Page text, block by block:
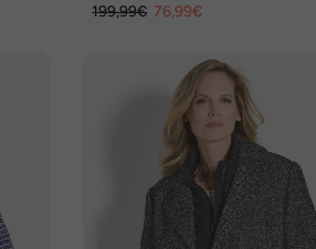
199,99€ 76,99€